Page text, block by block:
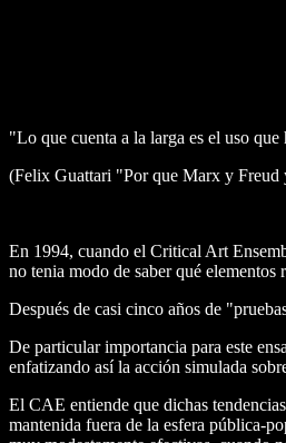
"Lo que cuenta a la larga es el uso que
(Felix Guattari "Por que Marx y Freud
En 1994, cuando el Critical Art
no tenia modo de saber qué
Después de casi cinco años de
De particular importancia para este
enfatizando así la acción simulada
El CAE entiende que dichas
mantenida fuera de la esfera pública-